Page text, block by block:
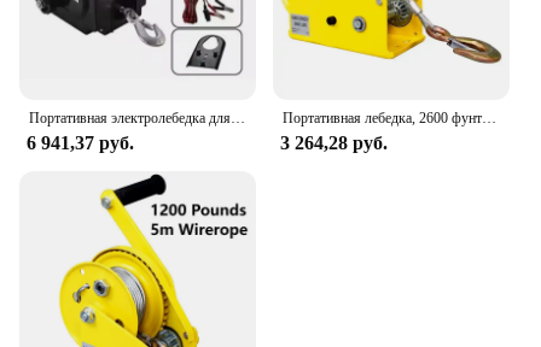
Портативная электролебедка для морской яхты, 12 В
6 941,37 руб.
Портативная лебедка, 2600 фунтов, 10 м, 3 м/мин
3 264,28 руб.